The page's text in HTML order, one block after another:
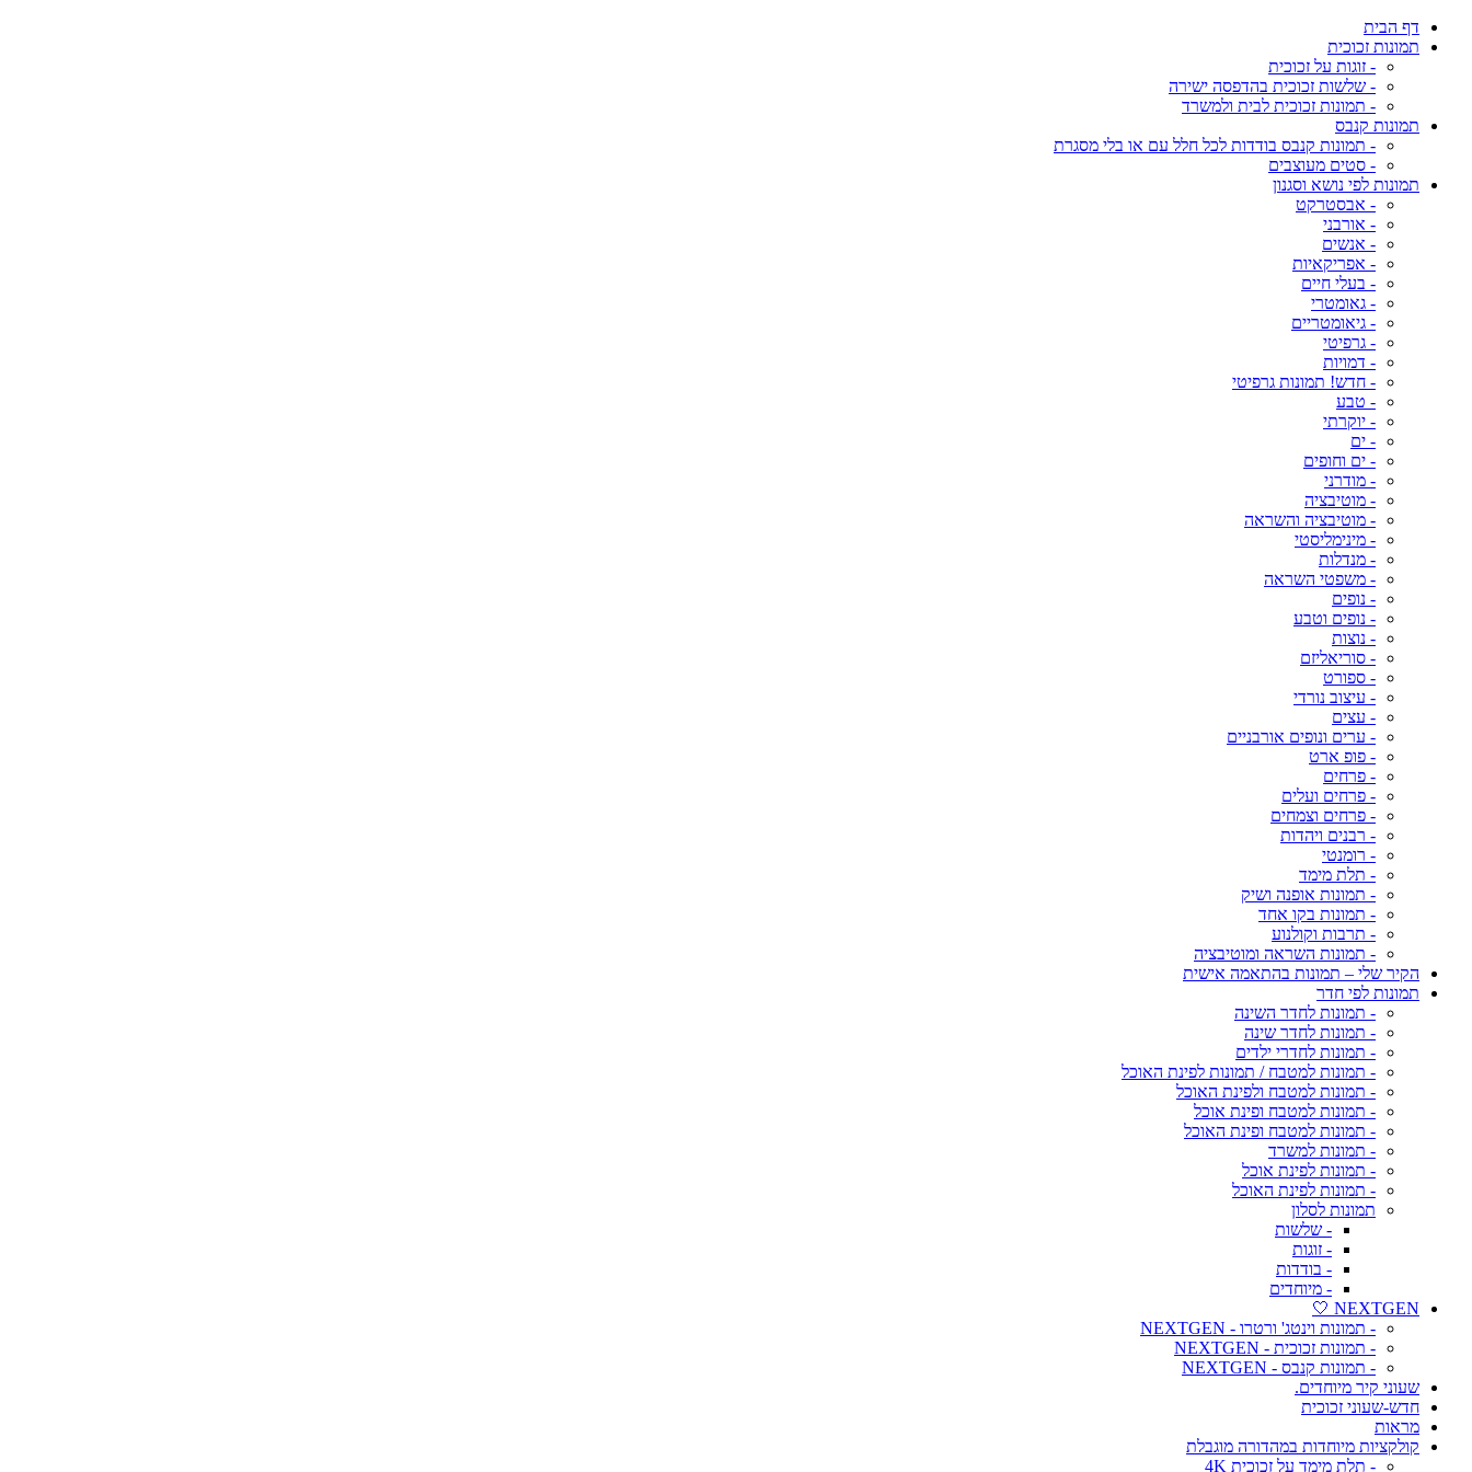
דף הבית
תמונות זכוכית
- זוגות על זכוכית
- שלשות זכוכית בהדפסה ישירה
- תמונות זכוכית לבית ולמשרד
תמונות קנבס
- תמונות קנבס בודדות לכל חלל עם או בלי מסגרת
- סטים מעוצבים
תמונות לפי נושא וסגנון
- אבסטרקט
- אורבני
- אנשים
- אפריקאיות
- בעלי חיים
- גאומטרי
- גיאומטריים
- גרפיטי
- דמויות
- חדש! תמונות גרפיטי
- טבע
- יוקרתי
- ים
- ים וחופים
- מודרני
- מוטיבציה
- מוטיבציה והשראה
- מינימליסטי
- מנדלות
- משפטי השראה
- נופים
- נופים וטבע
- נוצות
- סוריאליזם
- ספורט
- עיצוב נורדי
- עצים
- ערים ונופים אורבניים
- פופ ארט
- פרחים
- פרחים ועלים
- פרחים וצמחים
- רבנים ויהדות
- רומנטי
- תלת מימד
- תמונות אופנה ושיק
- תמונות בקו אחד
- תרבות וקולנוע
- תמונות השראה ומוטיבציה
הקיר שלי – תמונות בהתאמה אישית
תמונות לפי חדר
- תמונות לחדר השינה
- תמונות לחדר שינה
- תמונות לחדרי ילדים
- תמונות למטבח / תמונות לפינת האוכל
- תמונות למטבח ולפינת האוכל
- תמונות למטבח ופינת אוכל
- תמונות למטבח ופינת האוכל
- תמונות למשרד
- תמונות לפינת אוכל
- תמונות לפינת האוכל
תמונות לסלון
- שלשות
- זוגות
- בודדות
- מיוחדים
NEXTGEN 🤍
- תמונות וינטג' ורטרו - NEXTGEN
- תמונות זכוכית - NEXTGEN
- תמונות קנבס - NEXTGEN
שעוני קיר מיוחדים.
חדש-שעוני זכוכית
מראות
קולקציות מיוחדות במהדורה מוגבלת
- תלת מימד על זכוכית 4K